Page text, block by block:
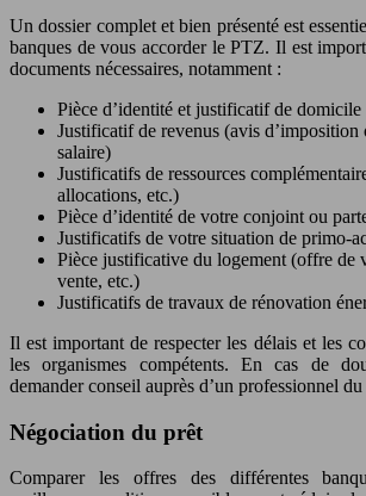
Un dossier complet et bien présenté est
banques de vous accorder le PTZ. Il est
documents nécessaires, notamment :
Pièce d’identité et justificatif de domicile
Justificatif de revenus (avis d’imposition
salaire)
Justificatifs de ressources
allocations, etc.)
Pièce d’identité de votre conjoint ou
Justificatifs de votre situation de primo-
Pièce justificative du logement (offre de
vente, etc.)
Justificatifs de travaux de rénovation
Il est important de respecter les délais et les
les organismes compétents. En cas de
demander conseil auprès d’un professionnel
Négociation du prêt
Comparer les offres des différentes